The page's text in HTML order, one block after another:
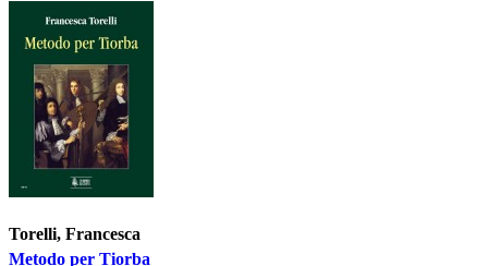
Torelli, Francesca
Metodo per Tiorba